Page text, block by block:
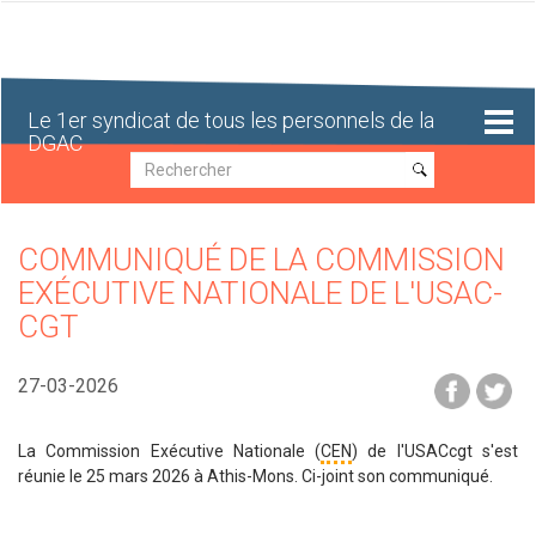
Le 1er syndicat de tous les personnels de la
DGAC
Recherche
Recherche
COMMUNIQUÉ DE LA COMMISSION
EXÉCUTIVE NATIONALE DE L'USAC-
CGT
27-03-2026
La Commission Exécutive Nationale (CEN) de l'USACcgt s'est
réunie le 25 mars 2026 à Athis-Mons. Ci-joint son communiqué.